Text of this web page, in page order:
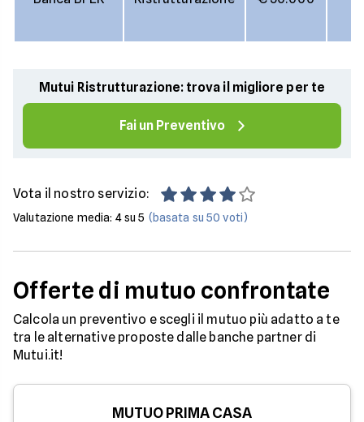
Mutui Ristrutturazione: trova il migliore per te
Fai un Preventivo
Vota il nostro servizio:
Valutazione media: 4su 5 (basata su50 voti)
Offerte di mutuo confrontate
Calcola un preventivo e scegli il mutuo più adatto a te
tra le alternative proposte dalle banche partner di
Mutui.it!
MUTUO PRIMA CASA